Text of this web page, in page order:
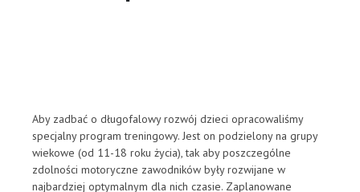
Aby zadbać o długofalowy rozwój dzieci opracowaliśmy
specjalny program treningowy. Jest on podzielony na grupy
wiekowe (od 11-18 roku życia), tak aby poszczególne
zdolności motoryczne zawodników były rozwijane w
najbardziej optymalnym dla nich czasie. Zaplanowane